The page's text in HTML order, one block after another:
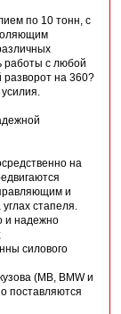
по 10 тонн, с
работы с любой
разворот на 360?
на
и
стапеля.
и надежно
силового
(MB, BMW и
поставляются